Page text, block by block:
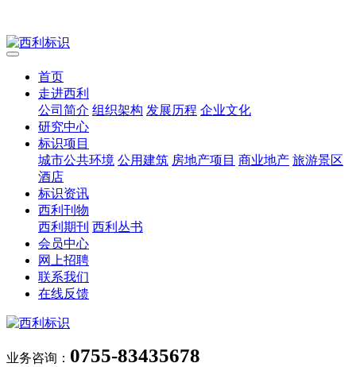
首页
走进西利
公司简介 组织架构 发展历程 企业文化
研究中心
标识项目
城市公共环境 公用建筑 房地产项目 商业地产 旅游景区
酒店
标识资讯
西利刊物
西利期刊 西利丛书
会员中心
网上招聘
联系我们
在线反馈
业务咨询： 0755-83435678